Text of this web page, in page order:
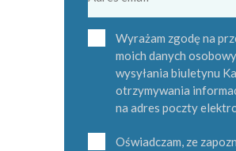
Wyrażam zgodę na
moich danych
wysyłania biuletynu
otrzymywania
na adres poczty
Oświadczam, ze